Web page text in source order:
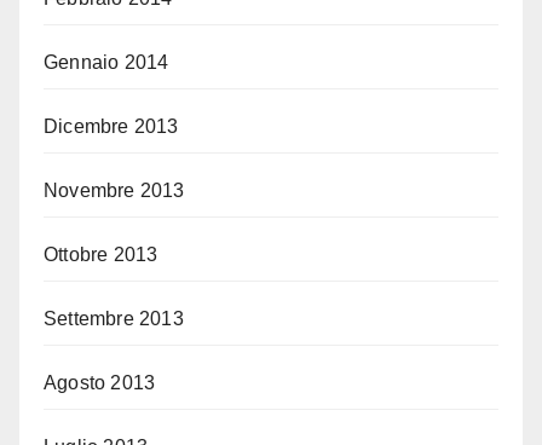
Gennaio 2014
Dicembre 2013
Novembre 2013
Ottobre 2013
Settembre 2013
Agosto 2013